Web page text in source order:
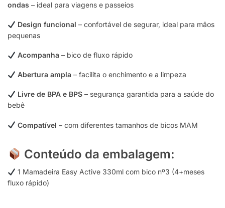
ondas – ideal para viagens e passeios
Design funcional – confortável de segurar, ideal para mãos
pequenas
Acompanha – bico de fluxo rápido
Abertura ampla – facilita o enchimento e a limpeza
Livre de BPA e BPS– segurança garantida para a saúde do
bebê
Compatível – com diferentes tamanhos de bicos MAM
Conteúdo da embalagem:
1 Mamadeira Easy Active 330ml com bico nº3 (4+meses
fluxo rápido)